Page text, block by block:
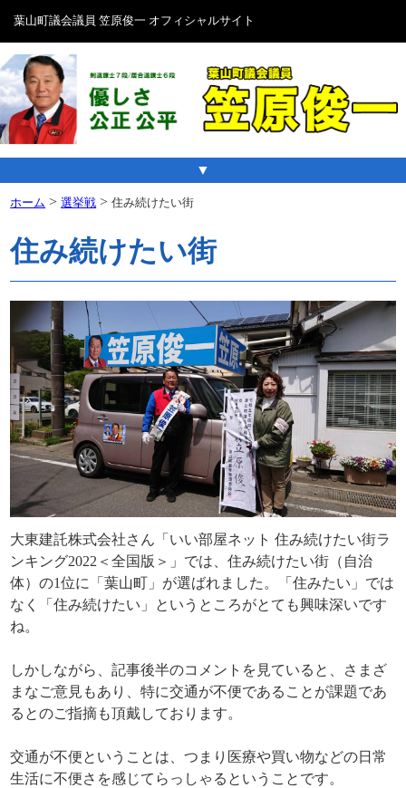
葉山町議会議員 笠原俊一 オフィシャルサイト
▼
ホーム >選挙戦 >住み続けたい街
住み続けたい街
大東建託株式会社さん「いい部屋ネット 住み続けたい街ラ
ンキング2022＜全国版＞」では、住み続けたい街（自治
体）の1位に「葉山町」が選ばれました。「住みたい」では
なく「住み続けたい」というところがとても興味深いです
ね。
しかしながら、記事後半のコメントを見ていると、さまざ
まなご意見もあり、特に交通が不便であることが課題であ
るとのご指摘も頂戴しております。
交通が不便ということは、つまり医療や買い物などの日常
生活に不便さを感じてらっしゃるということです。